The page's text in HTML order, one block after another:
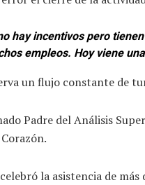
hay incentivos pero
empleos. Hoy viene
un flujo constante de
Padre del Análisis
la asistencia de